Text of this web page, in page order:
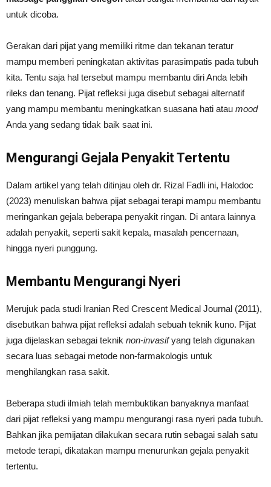
untuk dicoba.
Gerakan dari pijat yang memiliki ritme dan tekanan teratur
mampu memberi peningkatan aktivitas parasimpatis pada tubuh
kita. Tentu saja hal tersebut mampu membantu diri Anda lebih
rileks dan tenang. Pijat refleksi juga disebut sebagai alternatif
yang mampu membantu meningkatkan suasana hati atau mood
Anda yang sedang tidak baik saat ini.
Mengurangi Gejala Penyakit Tertentu
Dalam artikel yang telah ditinjau oleh dr. Rizal Fadli ini, Halodoc
(2023) menuliskan bahwa pijat sebagai terapi mampu membantu
meringankan gejala beberapa penyakit ringan. Di antara lainnya
adalah penyakit, seperti sakit kepala, masalah pencernaan,
hingga nyeri punggung.
Membantu Mengurangi Nyeri
Merujuk pada studi Iranian Red Crescent Medical Journal (2011),
disebutkan bahwa pijat refleksi adalah sebuah teknik kuno. Pijat
juga dijelaskan sebagai teknik non-invasifyang telah digunakan
secara luas sebagai metode non-farmakologis untuk
menghilangkan rasa sakit.
Beberapa studi ilmiah telah membuktikan banyaknya manfaat
dari pijat refleksi yang mampu mengurangi rasa nyeri pada tubuh.
Bahkan jika pemijatan dilakukan secara rutin sebagai salah satu
metode terapi, dikatakan mampu menurunkan gejala penyakit
tertentu.